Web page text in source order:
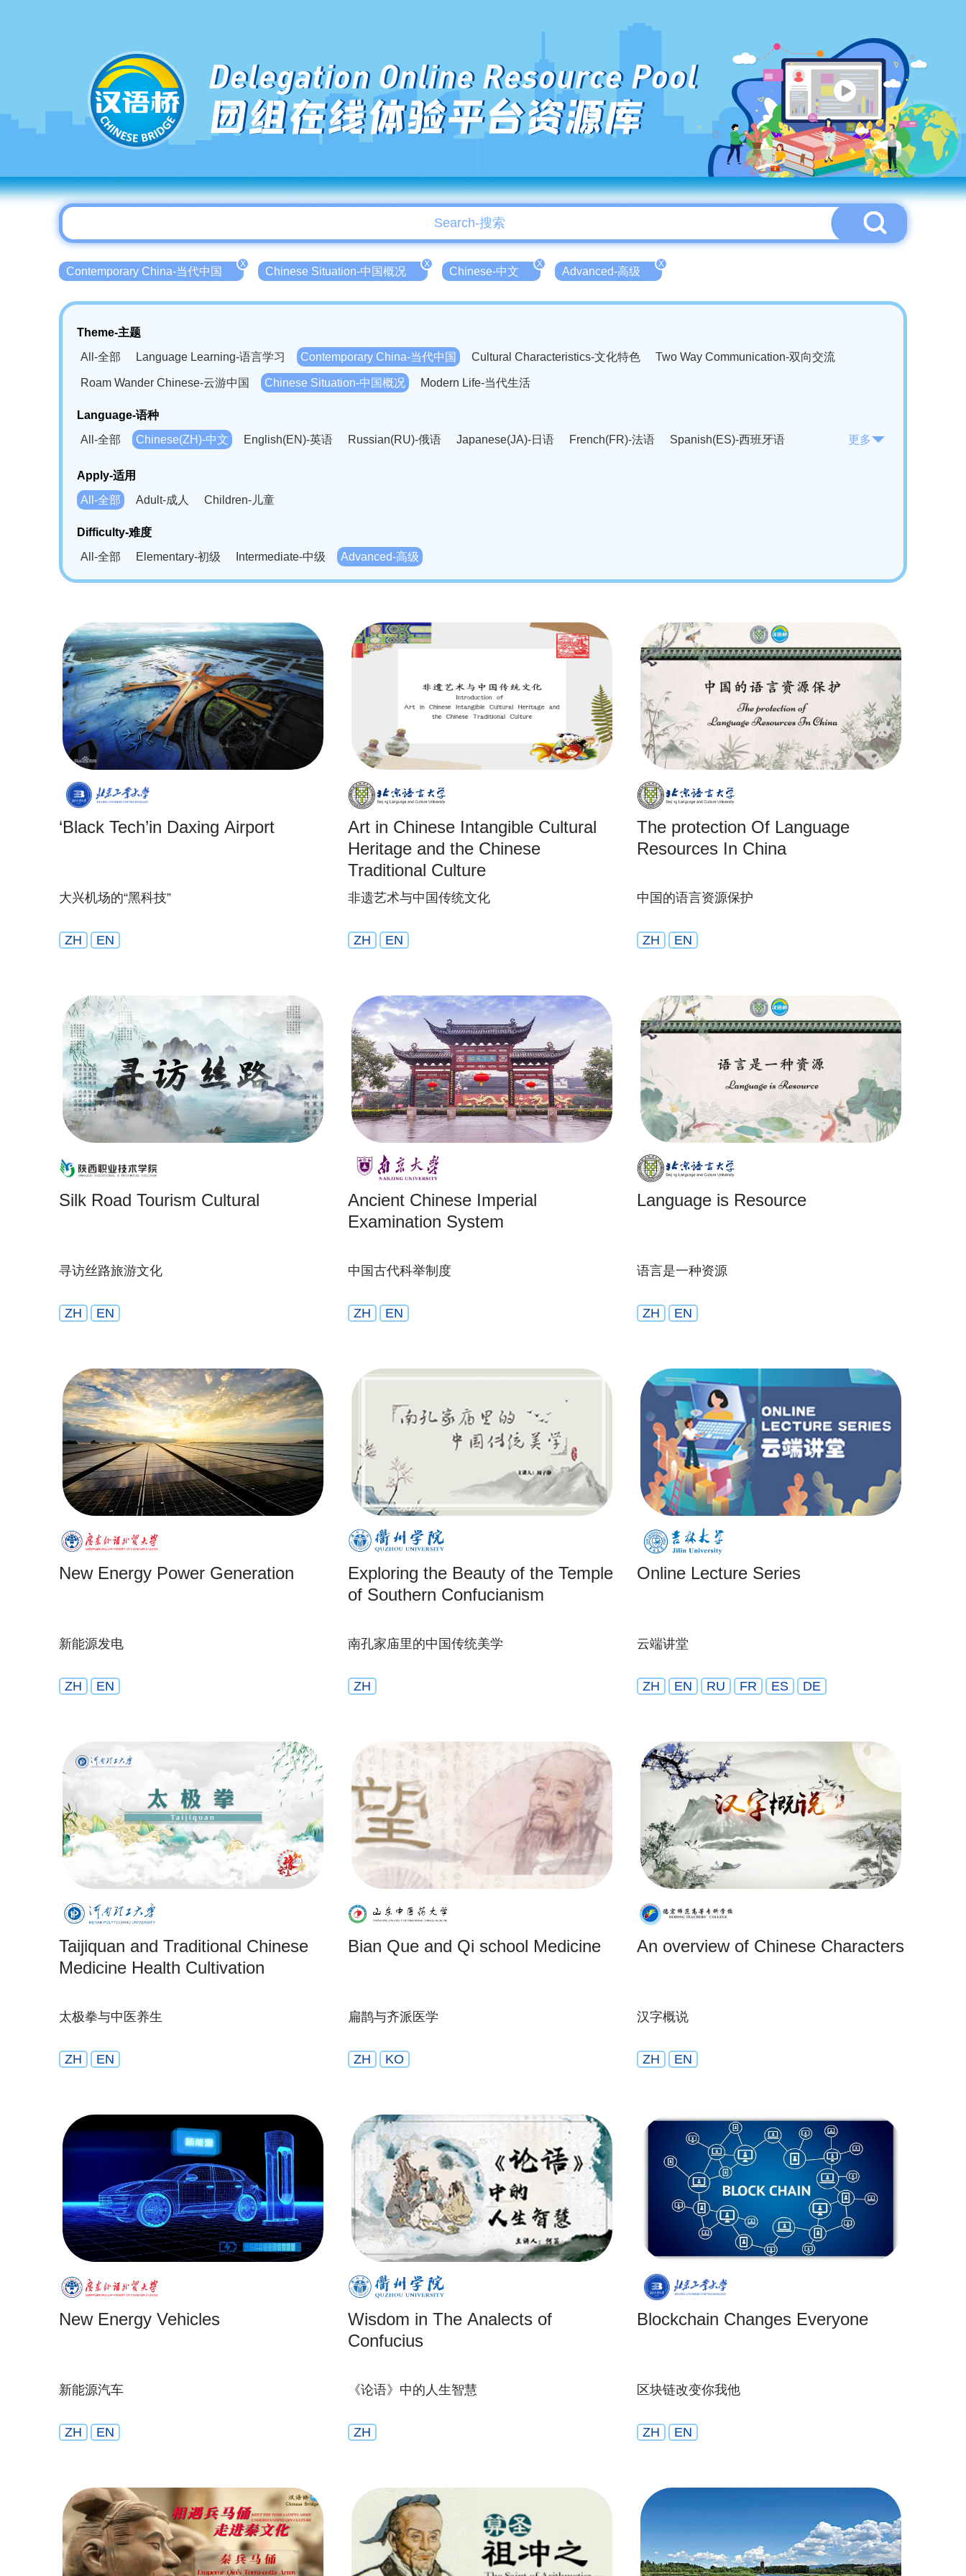
Delegation Online Resource Pool
团组在线体验平台资源库
Contemporary China-当代中国
X
Chinese Situation-中国概况
X
Chinese-中文
X
Advanced-高级
X
Theme-主题
All-全部
Language Learning-语言学习 Contemporary China-当代中国 Cultural Characteristics-文化特色 Two Way Communication-双向交流
Roam Wander Chinese-云游中国 Chinese Situation-中国概况 Modern Life-当代生活
Language-语种
All-全部
Chinese(ZH)-中文 English(EN)-英语 Russian(RU)-俄语 Japanese(JA)-日语 French(FR)-法语
Spanish(ES)-西班牙语
Bahasa Melayu(MS)-马来语
Swahili(SW)-斯瓦西里语
Kampuchea(KH)-柬埔寨语
更多
Apply-适用
All-全部
Adult-成人 Children-儿童
Difficulty-难度
All-全部
Elementary-初级 Intermediate-中级 Advanced-高级
‘Black Tech’in Daxing Airport
大兴机场的“黑科技”
ZH EN
Art in Chinese Intangible Cultural
Heritage and the Chinese
Traditional Culture
非遗艺术与中国传统文化
ZH EN
The protection Of Language
Resources In China
中国的语言资源保护
ZH EN
Silk Road Tourism Cultural
寻访丝路旅游文化
ZH EN
Ancient Chinese Imperial
Examination System
中国古代科举制度
ZH EN
Language is Resource
语言是一种资源
ZH EN
New Energy Power Generation
新能源发电
ZH EN
Exploring the Beauty of the Temple
of Southern Confucianism
南孔家庙里的中国传统美学
ZH
Online Lecture Series
云端讲堂
ZH EN RU FR ES DE
Taijiquan and Traditional Chinese
Medicine Health Cultivation
太极拳与中医养生
ZH EN
Bian Que and Qi school Medicine
扁鹊与齐派医学
ZH KO
An overview of Chinese Characters
汉字概说
ZH EN
New Energy Vehicles
新能源汽车
ZH EN
Wisdom in The Analects of
Confucius
《论语》中的人生智慧
ZH
Blockchain Changes Everyone
区块链改变你我他
ZH EN